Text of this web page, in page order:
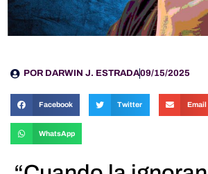
POR DARWIN J. ESTRADA09/15/2025
Facebook Twitter Email
WhatsApp